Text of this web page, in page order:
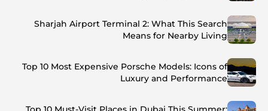
Sharjah Airport Terminal 2: What This Search
Means for Nearby Living
Top 10 Most Expensive Porsche Models: Icons of
Luxury and Performance